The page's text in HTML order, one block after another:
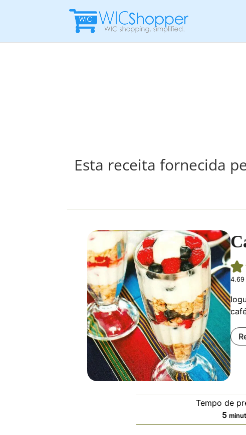
Esta receita fornecida
4.69
Tempo de
5